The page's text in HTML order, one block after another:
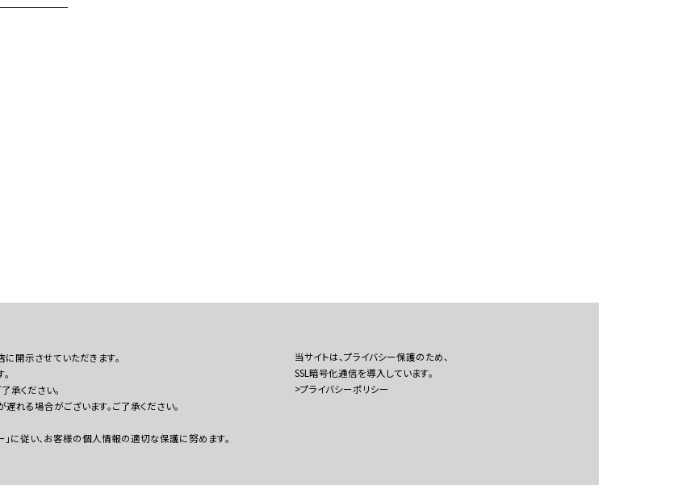
開示させていただきます。
承ください。
れる場合がございます。ご了承ください。
に従い、お客様の個人情報の適切な保護に努めます。
当サイトは、プライバシー保護のため、
SSL暗号化通信を導入しています。
>プライバシーポリシー